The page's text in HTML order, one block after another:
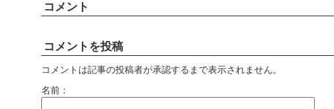
コメント
コメントを投稿
コメントは記事の投稿者が承認するまで表示されません。
名前：